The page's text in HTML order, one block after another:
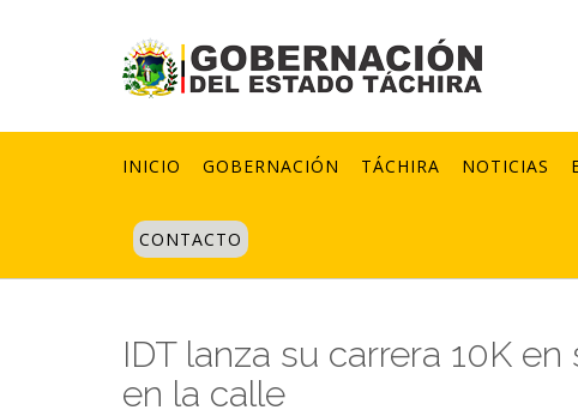
INICIO GOBERNACIÓN TÁCHIRA NOTICIAS
CONTACTO
IDT lanza su carrera 10K
en la calle